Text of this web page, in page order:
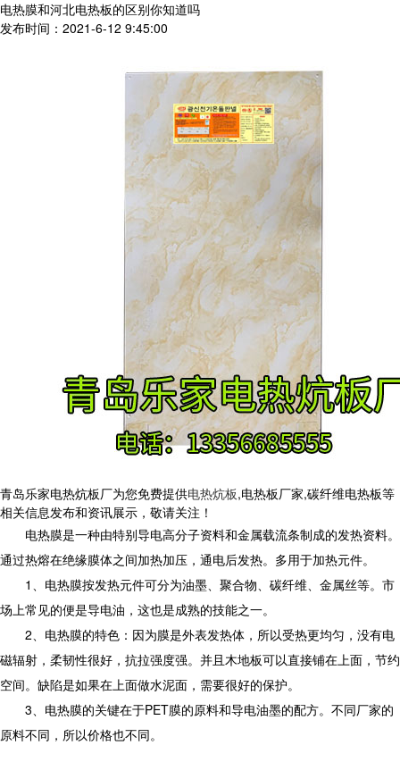
电热膜和河北电热板的区别你知道吗
发布时间：2021-6-12 9:45:00
青岛乐家电热炕板厂为您免费提供电热炕板,电热板厂家,碳纤维电热板等
相关信息发布和资讯展示，敬请关注！
电热膜是一种由特别导电高分子资料和金属载流条制成的发热资料。
通过热熔在绝缘膜体之间加热加压，通电后发热。多用于加热元件。
1、电热膜按发热元件可分为油墨、聚合物、碳纤维、金属丝等。市
场上常见的便是导电油，这也是成熟的技能之一。
2、电热膜的特色：因为膜是外表发热体，所以受热更均匀，没有电
磁辐射，柔韧性很好，抗拉强度强。并且木地板可以直接铺在上面，节约
空间。缺陷是如果在上面做水泥面，需要很好的保护。
3、电热膜的关键在于PET膜的原料和导电油墨的配方。不同厂家的
原料不同，所以价格也不同。